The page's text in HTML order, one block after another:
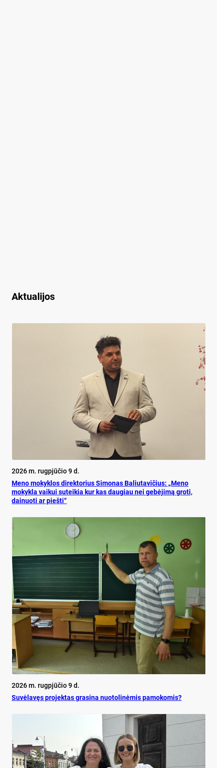
Aktualijos
2026 m. rugpjūčio 9 d.
Meno mokyklos direktorius Simonas Baliutavičius: „Meno
mokykla vaikui suteikia kur kas daugiau nei gebėjimą groti,
dainuoti ar piešti“
2026 m. rugpjūčio 9 d.
Su­vė­la­vęs pro­jek­tas gra­si­na nuo­to­li­nė­mis pa­mo­ko­mis?